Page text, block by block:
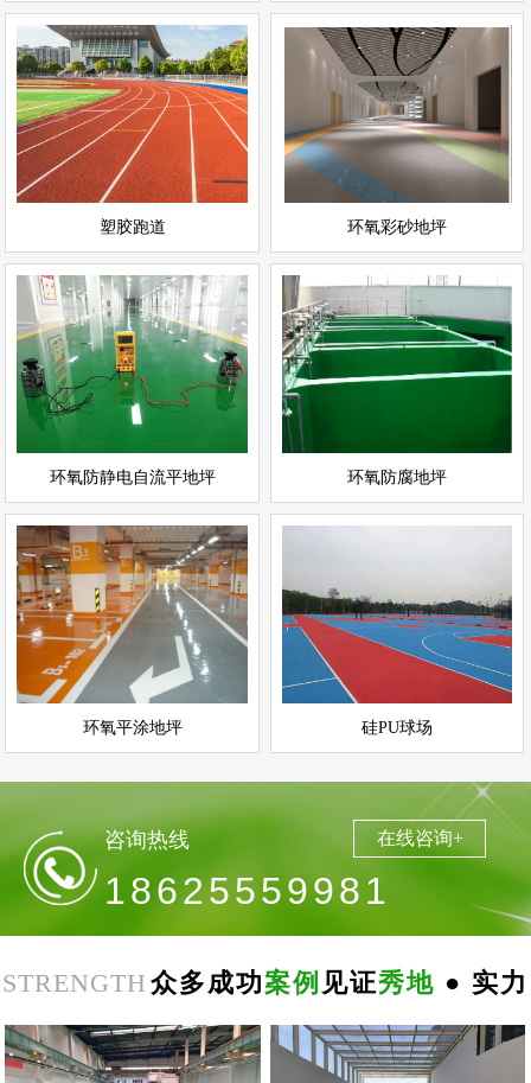
塑胶跑道
塑胶跑道
运动场地坪
立即询问
环氧彩砂地坪
环氧彩砂地坪
环氧地坪
查看详情
立即询问
环氧防静电自流平地坪
环氧防静电自流平地坪
环氧地坪
立即询问
环氧防腐地坪
环氧防腐地坪
环氧地坪
查看详情
立即询问
环氧平涂地坪
环氧平涂地坪
环氧地坪
立即询问
硅PU球场
硅PU球场
运动场地坪
查看详情
立即询问
咨询热线
18625559981
在线咨询+
STRENGTH 众多成功案例 见证秀地 ● 实力
郑
州
思
念
食
品
环
氧
自
平 南
阳
地
下
停
车
场
无
震
防